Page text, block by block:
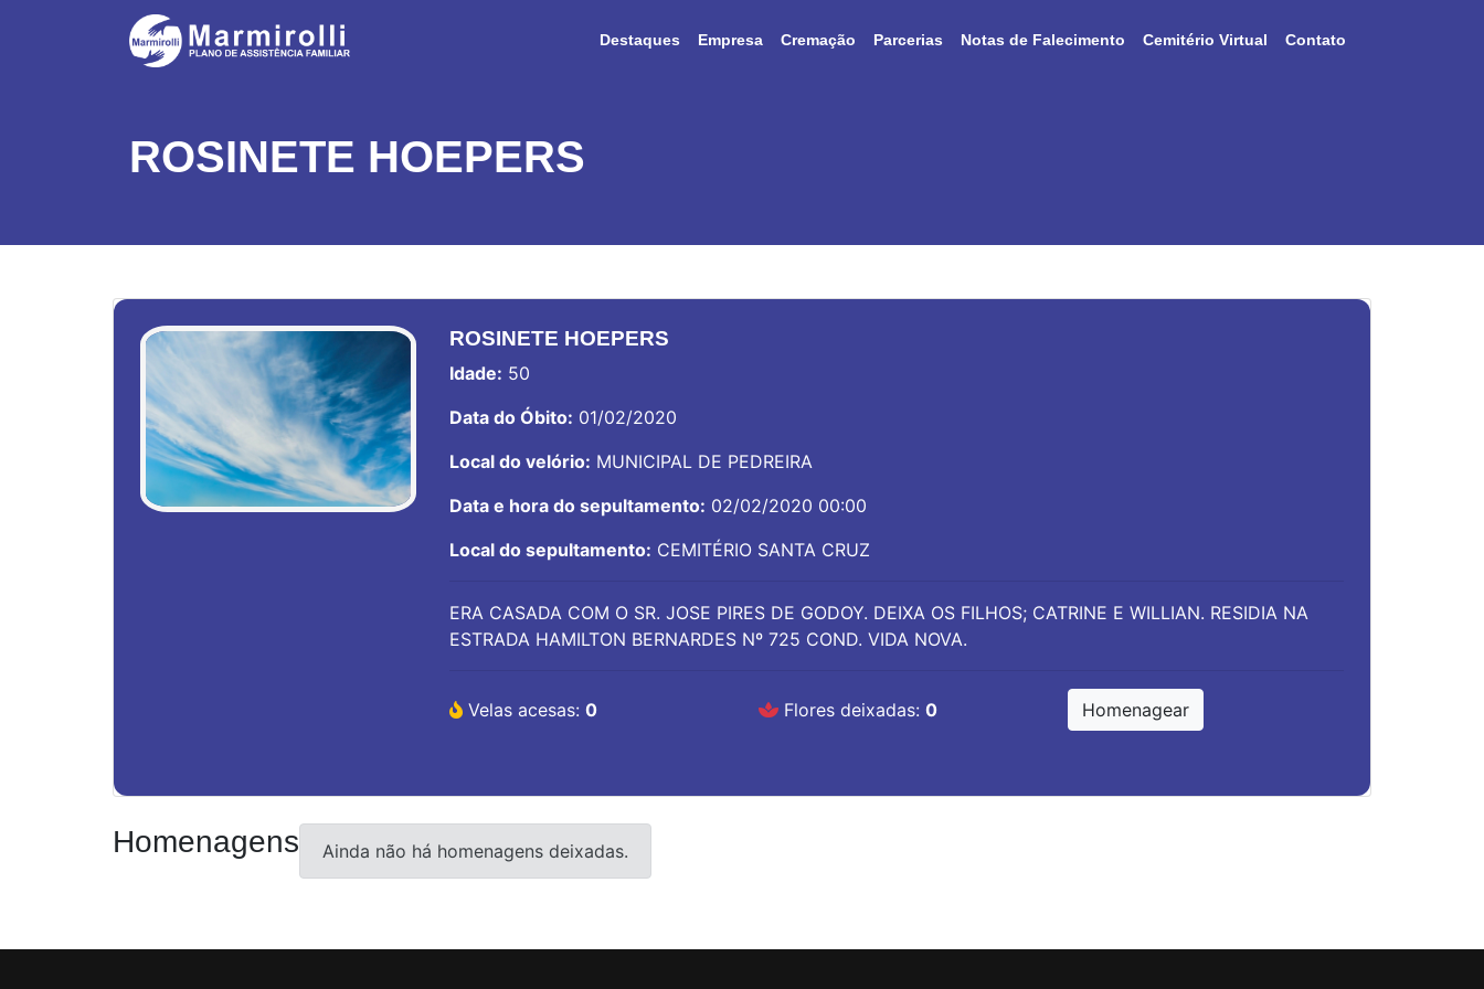
Destaques Empresa Cremação Parcerias Notas de Falecimento Cemitério Virtual Contato
ROSINETE HOEPERS
ROSINETE HOEPERS
Idade: 50
Data do Óbito: 01/02/2020
Local do velório: MUNICIPAL DE PEDREIRA
Data e hora do sepultamento: 02/02/2020 00:00
Local do sepultamento: CEMITÉRIO SANTA CRUZ
ERA CASADA COM O SR. JOSE PIRES DE GODOY. DEIXA OS FILHOS; CATRINE E WILLIAN. RESIDIA NA
ESTRADA HAMILTON BERNARDES Nº 725 COND. VIDA NOVA.
Velas acesas: 0 Flores deixadas: 0 Homenagear
Homenagens Ainda não há homenagens deixadas.